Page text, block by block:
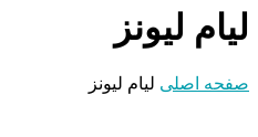
لیام لیونز
صفحه اصلی لیام لیونز